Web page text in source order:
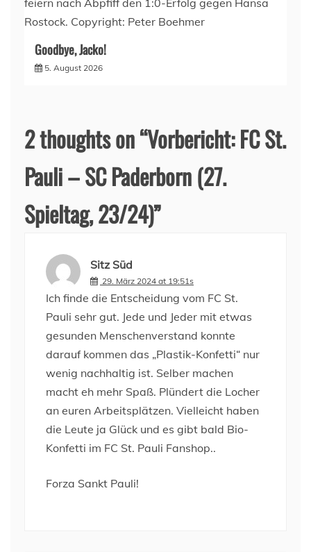
Goodbye, Jacko!
5. August 2026
2 thoughts on “Vorbericht: FC St.
Pauli – SC Paderborn (27.
Spieltag, 23/24)”
Sitz Süd
29. März 2024 at 19:51s
Ich finde die Entscheidung vom FC St.
Pauli sehr gut. Jede und Jeder mit etwas
gesunden Menschenverstand konnte
darauf kommen das „Plastik-Konfetti“ nur
wenig nachhaltig ist. Selber machen
macht eh mehr Spaß. Plündert die Locher
an euren Arbeitsplätzen. Vielleicht haben
die Leute ja Glück und es gibt bald Bio-
Konfetti im FC St. Pauli Fanshop..
Forza Sankt Pauli!